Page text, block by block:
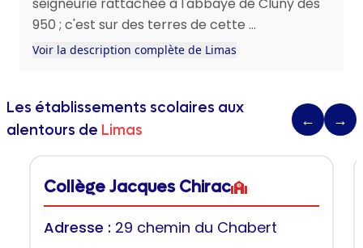
950 ; c'est sur des terres de cette ...
Voir la description complète de Limas
Les établissements scolaires aux
alentours de Limas
← →
Collège Jacques Chirac
Adresse : 29 chemin du Chabert